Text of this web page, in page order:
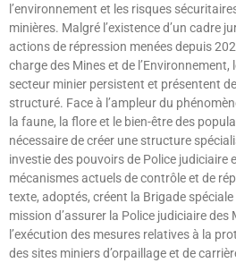
l’environnement et les risques
minières. Malgré l’existence d’un cadre
actions de répression menées depuis
charge des Mines et de
secteur minier persistent et présentent
structuré. Face à l’ampleur du
la faune, la flore et le bien-être des
nécessaire de créer une structure
investie des pouvoirs de Police judiciaire
mécanismes actuels de contrôle et de
texte, adoptés, créent la Brigade
mission d’assurer la Police judiciaire des
l’exécution des mesures relatives à la
des sites miniers d’orpaillage et de